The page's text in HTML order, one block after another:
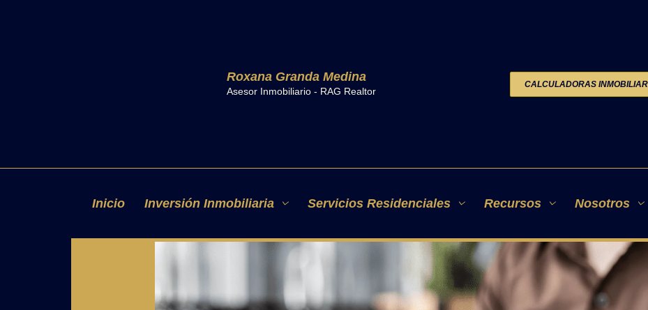
Roxana Granda Medina
Asesor Inmobiliario - RAG Realtor
CALCULADORAS
Inicio Inversión Inmobiliaria Servicios Residenciales Recursos Nosotros
INVERSIÓN DE FORMA EFECTIVA
Deja un comentario / Por Roxana Granda/12 de junio de 2025